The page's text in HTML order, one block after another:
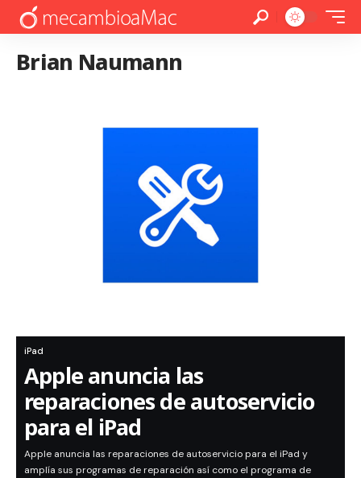
Brian Naumann
iPad
Apple anuncia las
reparaciones de autoservicio
para el iPad
Apple anuncia las reparaciones de autoservicio para el iPad y
amplía sus programas de reparación así como el programa de